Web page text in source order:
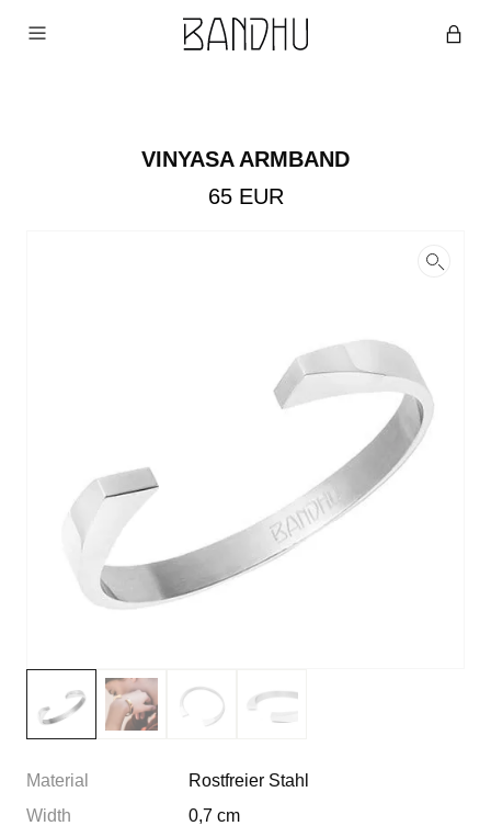
VINYASA ARMBAND
65EUR
Material
Rostfreier Stahl
Width
0,7 cm